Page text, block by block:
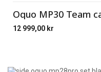
Oquo MP30 Team
12 999,00 kr